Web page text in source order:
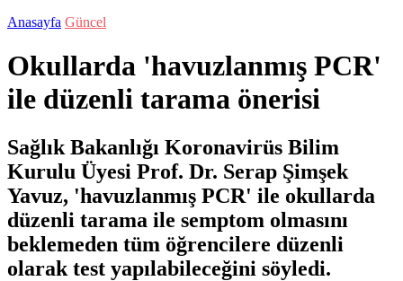
Anasayfa Güncel
Okullarda 'havuzlanmış PCR'
ile düzenli tarama önerisi
Sağlık Bakanlığı Koronavirüs Bilim
Kurulu Üyesi Prof. Dr. Serap Şimşek
Yavuz, 'havuzlanmış PCR' ile okullarda
düzenli tarama ile semptom olmasını
beklemeden tüm öğrencilere düzenli
olarak test yapılabileceğini söyledi.